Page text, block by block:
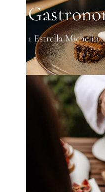
1 Estrella Michelin